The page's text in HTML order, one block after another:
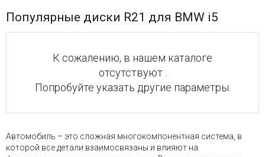
Пт:
до
Популярные диски R21 для BMW i5
К сожалению, в нашем каталоге
отсутствуют .
Попробуйте указать другие параметры.
Автомобиль – это сложная многокомпонентная система, в
которой все детали взаимосвязаны и влияют на